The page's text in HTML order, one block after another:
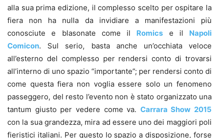
alla sua prima edizione, il complesso scelto per ospitare la
fiera non ha nulla da invidiare a manifestazioni più
conosciute e blasonate come il Romics e il Napoli
Comicon. Sul serio, basta anche un’occhiata veloce
all’esterno del complesso per rendersi conto di trovarsi
all’interno di uno spazio “importante”; per rendersi conto di
come questa fiera non voglia essere solo un fenomeno
passeggero, del resto l’evento non è stato organizzato una
tantum giusto per vedere come va. Carrara Show 2015
con la sua grandezza, mira ad essere uno dei maggiori poli
fieristici italiani. Per questo lo spazio a disposizione, forse